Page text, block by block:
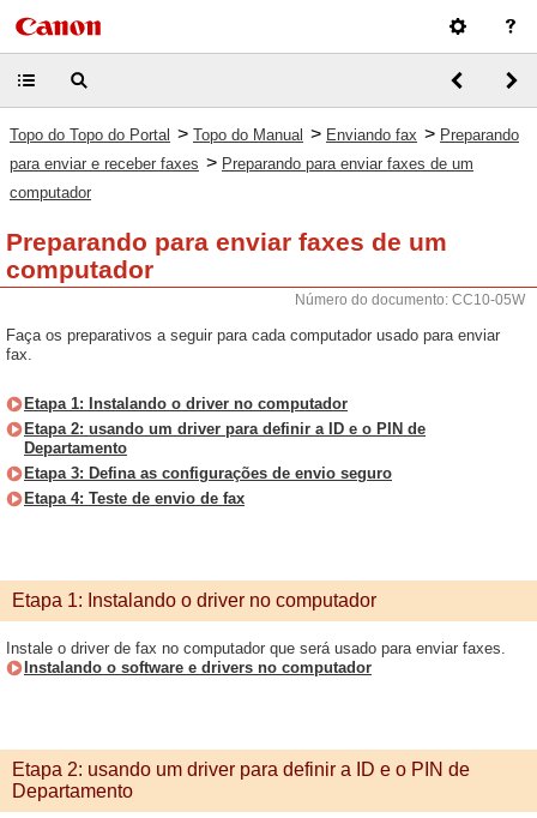
Topo do Topo do Portal > Topo do Manual > Enviando fax > Preparando
para enviar e receber faxes > Preparando para enviar faxes de um
computador
Preparando para enviar faxes de um
computador
Número do documento: CC10-05W
Faça os preparativos a seguir para cada computador usado para enviar
fax.
Etapa 1: Instalando o driver no computador
Etapa 2: usando um driver para definir a ID e o PIN de
Departamento
Etapa 3: Defina as configurações de envio seguro
Etapa 4: Teste de envio de fax
Etapa 1: Instalando o driver no computador
Instale o driver de fax no computador que será usado para enviar faxes.
Instalando o software e drivers no computador
Etapa 2: usando um driver para definir a ID e o PIN de
Departamento